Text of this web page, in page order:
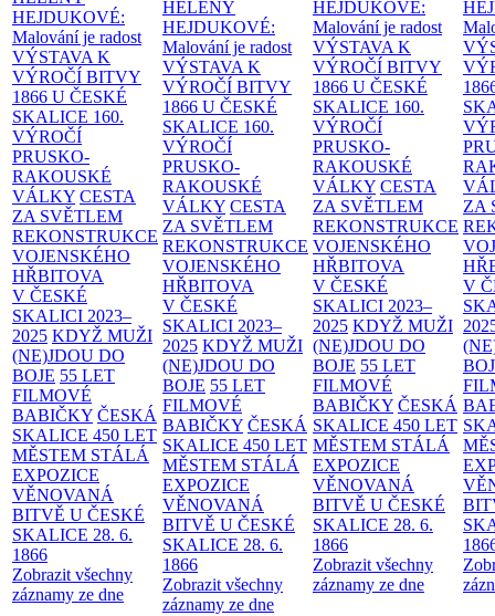
HEJDUKOVÉ:
Malování je radost
VÝSTAVA K
VÝROČÍ BITVY
1866 U ČESKÉ
SKALICE 160.
VÝROČÍ
PRUSKO-
RAKOUSKÉ
VÁLKY CESTA
ZA SVĚTLEM
REKONSTRUKCE
VOJENSKÉHO
HŘBITOVA
V ČESKÉ
SKALICI 2023–
2025 KDYŽ MUŽI
(NE)JDOU DO
BOJE 55 LET
FILMOVÉ
BABIČKY ČESKÁ
SKALICE 450 LET
MĚSTEM STÁLÁ
EXPOZICE
VĚNOVANÁ
BITVĚ U ČESKÉ
SKALICE 28. 6.
1866
Zobrazit všechny
záznamy ze dne
HELENY
HEJDUKOVÉ:
Malování je radost
VÝSTAVA K
VÝROČÍ BITVY
1866 U ČESKÉ
SKALICE 160.
VÝROČÍ
PRUSKO-
RAKOUSKÉ
VÁLKY CESTA
ZA SVĚTLEM
REKONSTRUKCE
VOJENSKÉHO
HŘBITOVA
V ČESKÉ
SKALICI 2023–
2025 KDYŽ MUŽI
(NE)JDOU DO
BOJE 55 LET
FILMOVÉ
BABIČKY ČESKÁ
SKALICE 450 LET
MĚSTEM STÁLÁ
EXPOZICE
VĚNOVANÁ
BITVĚ U ČESKÉ
SKALICE 28. 6.
1866
Zobrazit všechny
záznamy ze dne
HEJDUKOVÉ:
Malování je radost
VÝSTAVA K
VÝROČÍ BITVY
1866 U ČESKÉ
SKALICE 160.
VÝROČÍ
PRUSKO-
RAKOUSKÉ
VÁLKY CESTA
ZA SVĚTLEM
REKONSTRUKCE
VOJENSKÉHO
HŘBITOVA
V ČESKÉ
SKALICI 2023–
2025 KDYŽ MUŽI
(NE)JDOU DO
BOJE 55 LET
FILMOVÉ
BABIČKY ČESKÁ
SKALICE 450 LET
MĚSTEM STÁLÁ
EXPOZICE
VĚNOVANÁ
BITVĚ U ČESKÉ
SKALICE 28. 6.
1866
Zobrazit všechny
záznamy ze dne
ZA
V